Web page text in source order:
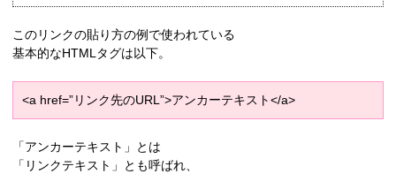
このリンクの貼り方の例で使われている
基本的なHTMLタグは以下。
<a href=”リンク先のURL”>アンカーテキスト</a>
「アンカーテキスト」とは
「リンクテキスト」とも呼ばれ、